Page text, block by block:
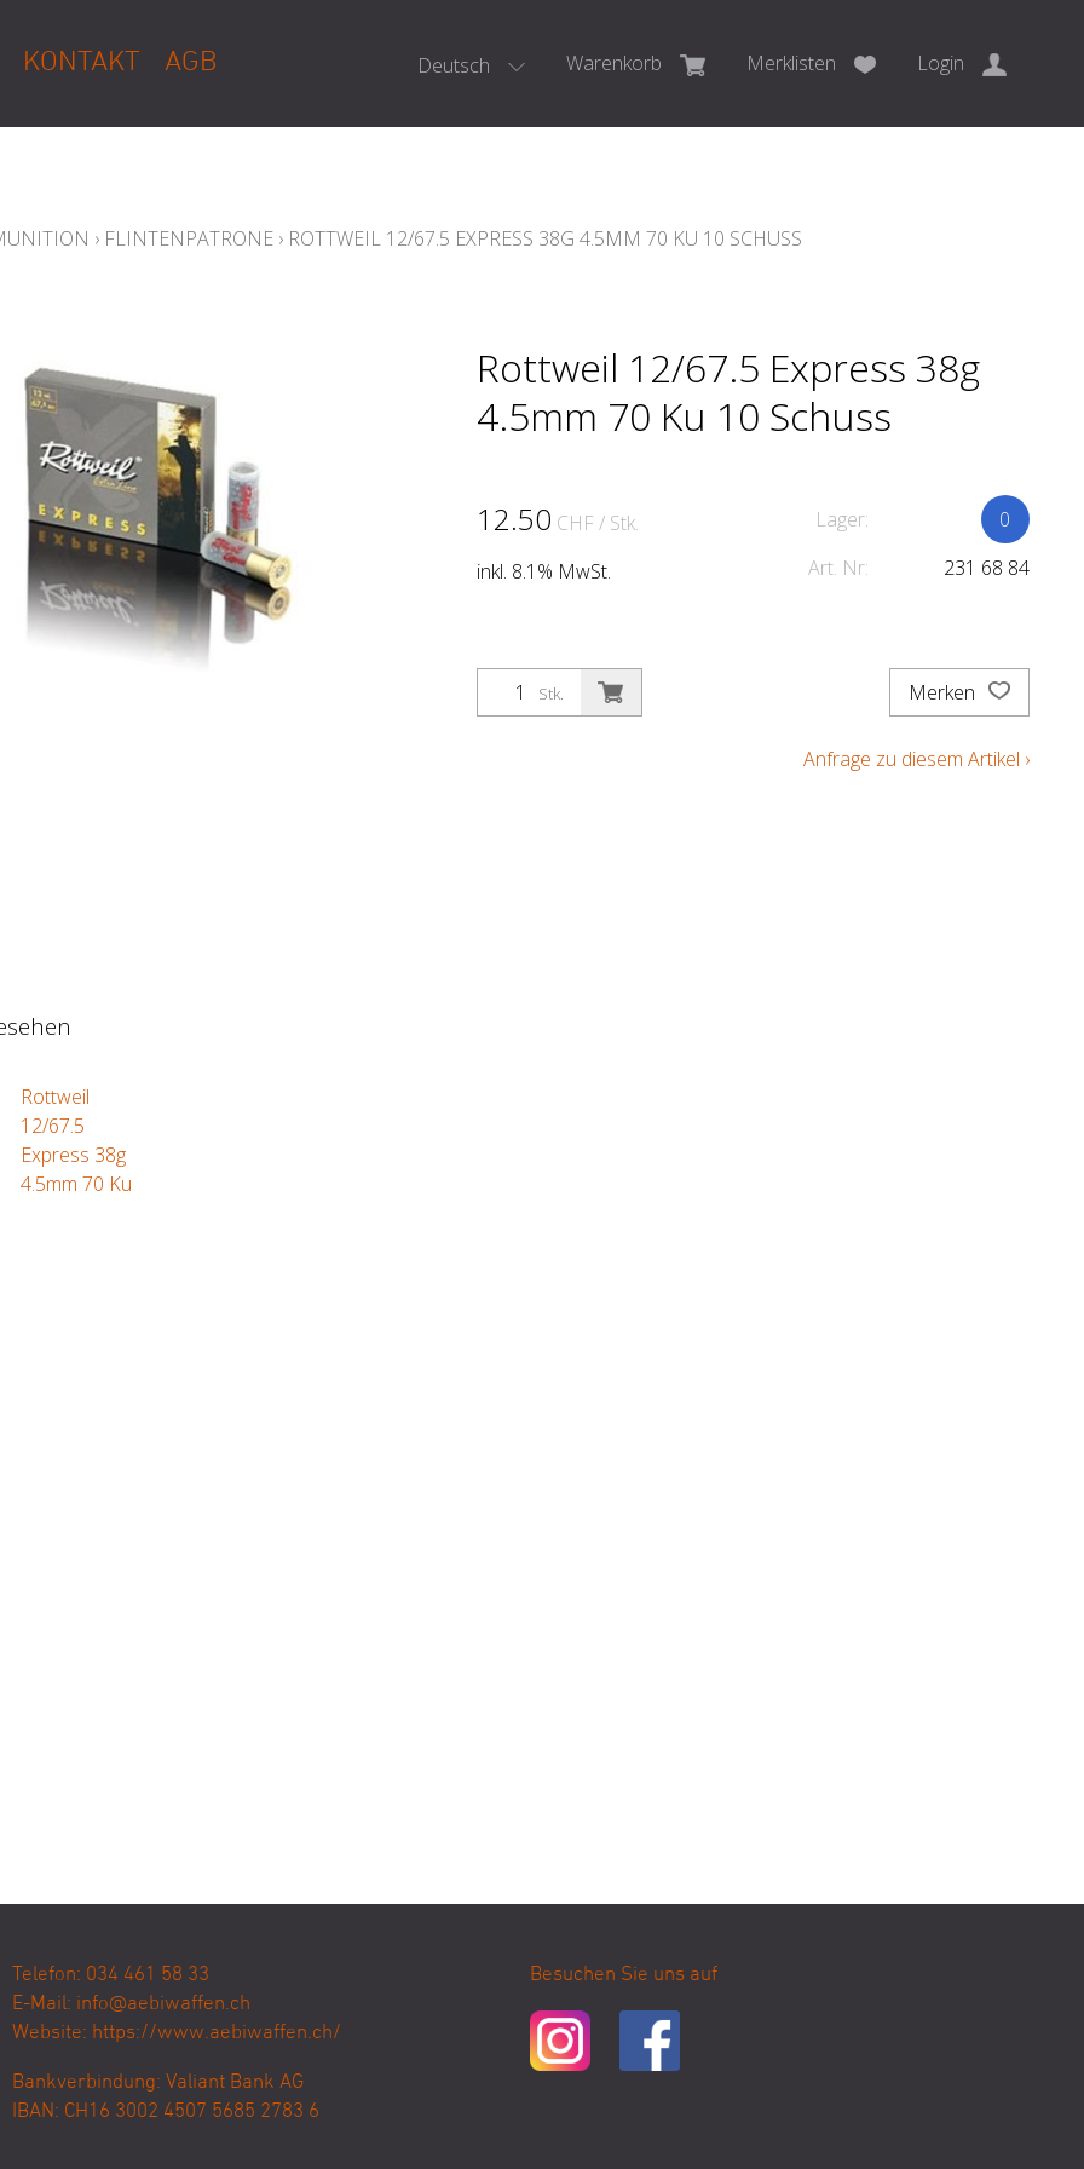
Deutsch Warenkorb Merklisten Login
KONTAKT AGB
› FLINTENPATRONE › ROTTWEIL 12/67.5 EXPRESS 38G 4.5MM 70 KU 10 SCHUSS
Rottweil 12/67.5 Express 38g
4.5mm 70 Ku 10 Schuss
12.50 CHF / Stk.
inkl. 8.1% MwSt.
Lager:
0
Art. Nr:
231 68 84
Stk. Merken
Anfrage zu diesem Artikel ›
Rottweil
12/67.5
Express 38g
4.5mm 70 Ku
Telefon: 034 461 58 33
E-Mail: info@aebiwaffen.ch
Website: https://www.aebiwaffen.ch/
Bankverbindung: Valiant Bank AG
IBAN: CH16 3002 4507 5685 2783 6
Besuchen Sie uns auf